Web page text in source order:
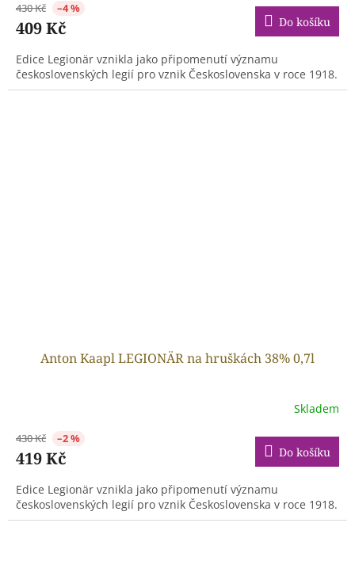
430 Kč –4 %
409 Kč Do košíku
Edice Legionär vznikla jako připomenutí významu
československých legií pro vznik Československa v roce 1918.
Anton Kaapl LEGIONÄR na hruškách 38% 0,7l
Skladem
430 Kč –2 %
419 Kč Do košíku
Edice Legionär vznikla jako připomenutí významu
československých legií pro vznik Československa v roce 1918.